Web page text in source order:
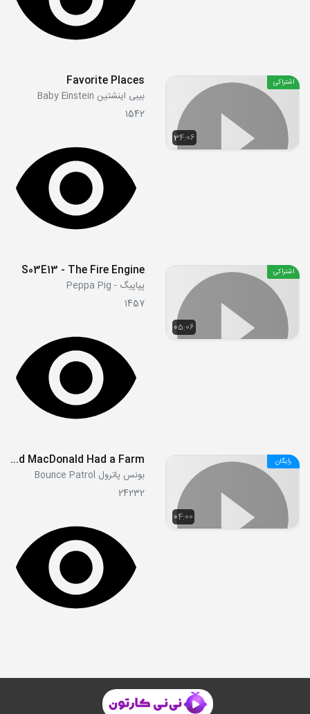
34:06
اشتراکی Favorite Places
بیبی اینشتین Baby Einstein
1542
05:06
اشتراکی S03E13 - The Fire Engine
پپاپیگ - Peppa Pig
1457
04:00
رایگان Old MacDonald Had a Farm
بونس پاترول Bounce Patrol
24232